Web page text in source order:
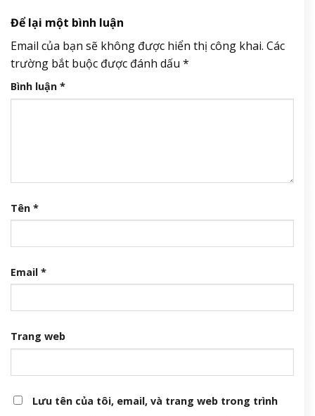
Để lại một bình luận
Email của bạn sẽ không được hiển thị công khai. Các
trường bắt buộc được đánh dấu *
Bình luận *
Tên *
Email *
Trang web
Lưu tên của tôi, email, và trang web trong trình